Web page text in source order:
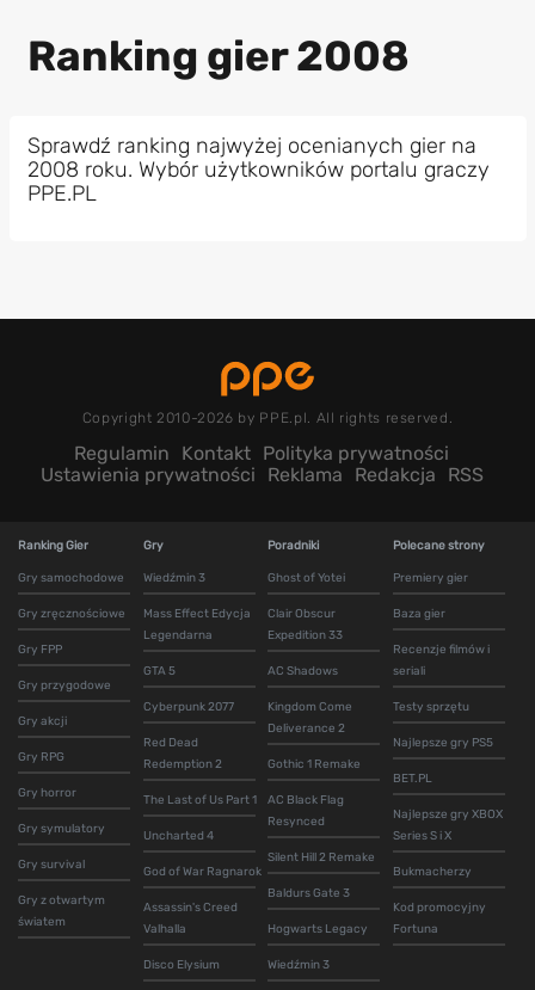
Ranking gier 2008
Sprawdź ranking najwyżej ocenianych gier na
2008 roku. Wybór użytkowników portalu graczy
PPE.PL
Copyright 2010-2026 by PPE.pl. All rights reserved.
Regulamin Kontakt Polityka prywatności
Ustawienia prywatności
Reklama Redakcja RSS
Ranking Gier
Gry samochodowe
Gry zręcznościowe
Gry FPP
Gry przygodowe
Gry akcji
Gry RPG
Gry horror
Gry symulatory
Gry survival
Gry z otwartym
światem
Gry
Wiedźmin 3
Mass Effect Edycja
Legendarna
GTA 5
Cyberpunk 2077
Red Dead
Redemption 2
The Last of Us Part 1
Uncharted 4
God of War Ragnarok
Assassin's Creed
Valhalla
Disco Elysium
Poradniki
Ghost of Yotei
Clair Obscur
Expedition 33
AC Shadows
Kingdom Come
Deliverance 2
Gothic 1 Remake
AC Black Flag
Resynced
Silent Hill 2 Remake
Baldurs Gate 3
Hogwarts Legacy
Wiedźmin 3
Polecane strony
Premiery gier
Baza gier
Recenzje filmów i
seriali
Testy sprzętu
Najlepsze gry PS5
BET.PL
Najlepsze gry XBOX
Series S i X
Bukmacherzy
Kod promocyjny
Fortuna